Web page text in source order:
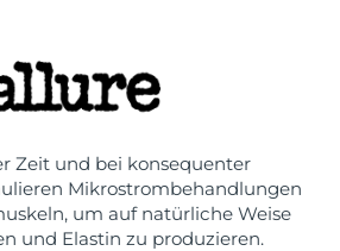
Zeit und bei konsequenter
Mikrostrombehandlungen
um auf natürliche Weise
und Elastin zu produzieren.